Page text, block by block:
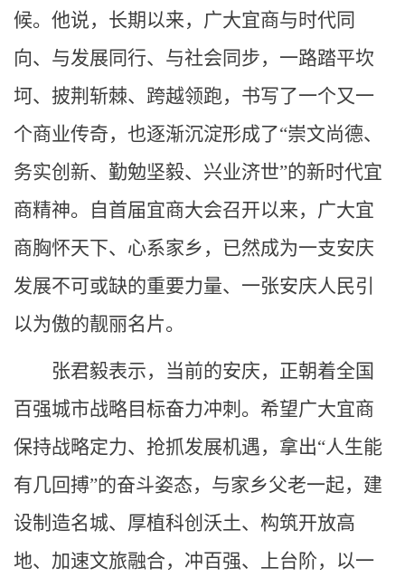
候。他说，长期以来，广大宜商与时代同
向、与发展同行、与社会同步，一路踏平坎
坷、披荆斩棘、跨越领跑，书写了一个又一
个商业传奇，也逐渐沉淀形成了“崇文尚德、
务实创新、勤勉坚毅、兴业济世”的新时代宜
商精神。自首届宜商大会召开以来，广大宜
商胸怀天下、心系家乡，已然成为一支安庆
发展不可或缺的重要力量、一张安庆人民引
以为傲的靓丽名片。
张君毅表示，当前的安庆，正朝着全国
百强城市战略目标奋力冲刺。希望广大宜商
保持战略定力、抢抓发展机遇，拿出“人生能
有几回搏”的奋斗姿态，与家乡父老一起，建
设制造名城、厚植科创沃土、构筑开放高
地、加速文旅融合，冲百强、上台阶，以一